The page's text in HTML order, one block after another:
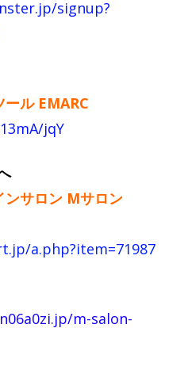
signup?
ル EMARC
jqY
ンサロン Mサロン
a.php?item=71987
m-salon-